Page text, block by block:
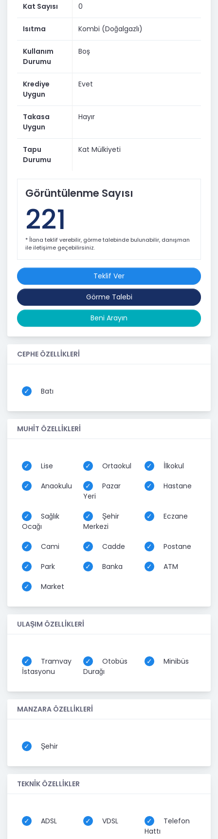
Kat Sayısı 0
Isıtma Kombi (Doğalgazlı)
Kullanım
Durumu
Boş
Krediye
Uygun
Evet
Takasa
Uygun
Hayır
Tapu
Durumu
Kat Mülkiyeti
Görüntülenme Sayısı
221
* İlana teklif verebilir, görme talebinde bulunabilir, danışman
ile iletişime geçebilirsiniz.
Teklif Ver
Görme Talebi
Beni Arayın
CEPHE ÖZELLİKLERİ
Batı
MUHİT ÖZELLİKLERİ
Lise Ortaokul İlkokul
Anaokulu
Pazar
Yeri
Hastane
Sağlık
Ocağı
Şehir
Merkezi
Eczane
Cami Cadde Postane
Park Banka ATM
Market
ULAŞIM ÖZELLİKLERİ
Tramvay
İstasyonu
Otobüs
Durağı
Minibüs
MANZARA ÖZELLİKLERİ
Şehir
TEKNİK ÖZELLİKLER
ADSL VDSL
Telefon
Hattı